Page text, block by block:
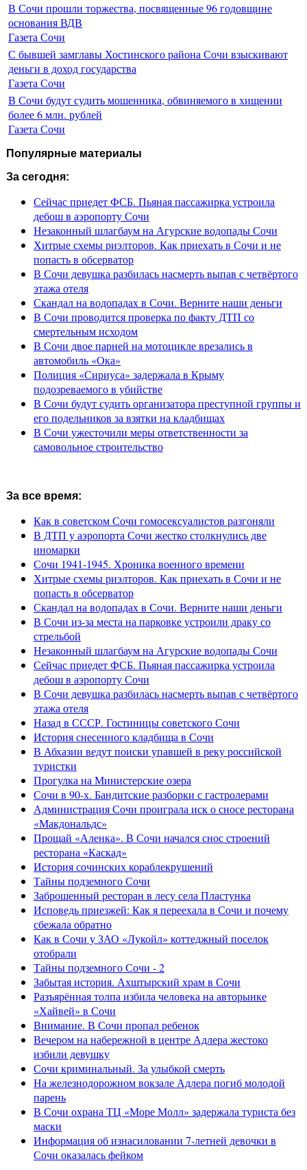
В Сочи прошли торжества, посвященные 96 годовщине
основания ВДВ
Газета Сочи
С бывшей замглавы Хостинского района Сочи взыскивают
деньги в доход государства
Газета Сочи
В Сочи будут судить мошенника, обвиняемого в хищении
более 6 млн. рублей
Газета Сочи
Популярные материалы
За сегодня:
Сейчас приедет ФСБ. Пьяная пассажирка устроила
дебош в аэропорту Сочи
Незаконный шлагбаум на Агурские водопады Сочи
Хитрые схемы риэлторов. Как приехать в Сочи и не
попасть в обсерватор
В Сочи девушка разбилась насмерть выпав с четвёртого
этажа отеля
Скандал на водопадах в Сочи. Верните наши деньги
В Сочи проводится проверка по факту ДТП со
смертельным исходом
В Сочи двое парней на мотоцикле врезались в
автомобиль «Ока»
Полиция «Сириуса» задержала в Крыму
подозреваемого в убийстве
В Сочи будут судить организатора преступной группы и
его подельников за взятки на кладбищах
В Сочи ужесточили меры ответственности за
самовольное строительство
За все время:
Как в советском Сочи гомосексуалистов разгоняли
В ДТП у аэропорта Сочи жестко столкнулись две
иномарки
Сочи 1941-1945. Хроника военного времени
Хитрые схемы риэлторов. Как приехать в Сочи и не
попасть в обсерватор
Скандал на водопадах в Сочи. Верните наши деньги
В Сочи из-за места на парковке устроили драку со
стрельбой
Незаконный шлагбаум на Агурские водопады Сочи
Сейчас приедет ФСБ. Пьяная пассажирка устроила
дебош в аэропорту Сочи
В Сочи девушка разбилась насмерть выпав с четвёртого
этажа отеля
Назад в СССР. Гостиницы советского Сочи
История снесенного кладбища в Сочи
В Абхазии ведут поиски упавшей в реку российской
туристки
Прогулка на Министерские озера
Сочи в 90-х. Бандитские разборки с гастролерами
Администрация Сочи проиграла иск о сносе ресторана
«Макдональдс»
Прощай «Аленка». В Сочи начался снос строений
ресторана «Каскад»
История сочинских кораблекрушений
Тайны подземного Сочи
Заброшенный ресторан в лесу села Пластунка
Исповедь приезжей: Как я переехала в Сочи и почему
сбежала обратно
Как в Сочи у ЗАО «Лукойл» коттеджный поселок
отобрали
Тайны подземного Сочи - 2
Забытая история. Ахштырский храм в Сочи
Разъярённая толпа избила человека на авторынке
«Хайвей» в Сочи
Внимание. В Сочи пропал ребенок
Вечером на набережной в центре Адлера жестоко
избили девушку
Сочи криминальный. За улыбкой смерть
На железнодорожном вокзале Адлера погиб молодой
парень
В Сочи охрана ТЦ «Море Молл» задержала туриста без
маски
Информация об изнасиловании 7-летней девочки в
Сочи оказалась фейком